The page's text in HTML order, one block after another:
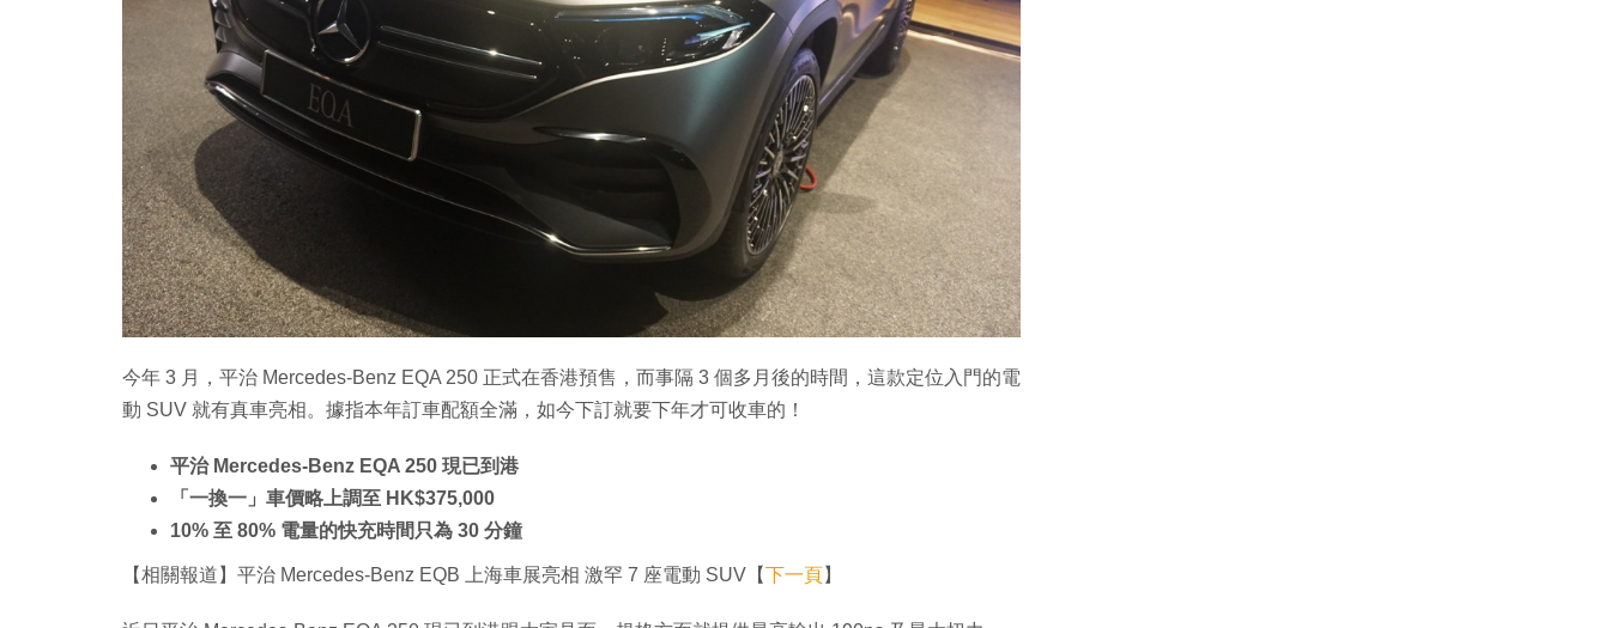
今年 3 月，平治 Mercedes-Benz EQA 250 正式在香港預售，而事隔 3 個多月後的時間，這款定位入門的電
動 SUV 就有真車亮相。據指本年訂車配額全滿，如今下訂就要下年才可收車的！
平治 Mercedes-Benz EQA 250 現已到港
「一換一」車價略上調至 HK$375,000
10% 至 80% 電量的快充時間只為 30 分鐘
【相關報道】平治 Mercedes-Benz EQB 上海車展亮相 激罕 7 座電動 SUV【下一頁】